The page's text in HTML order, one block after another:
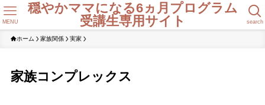
穏やかママになる6ヵ月プログラム
受講生専用サイト
search
MENU
ホーム 家族関係 実家
家族コンプレックス